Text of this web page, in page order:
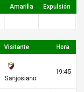
Amarilla Expulsión
Visitante Hora
Sanjosiano
19:45